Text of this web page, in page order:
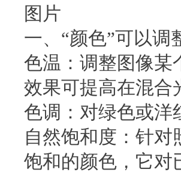
图片
一、“颜色”可以
色温：调整图像某
效果可提高在混合
色调：对绿色或洋
自然饱和度：针
饱和的颜色，它对